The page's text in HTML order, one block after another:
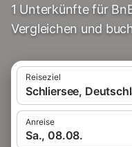
1 Unterkünfte für
Vergleichen und
Reiseziel
Schliersee,
Anreise
Sa., 08.08.